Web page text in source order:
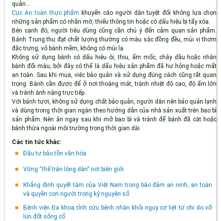
quản...
Cục An toàn thực phẩm khuyến cáo người dân tuyệt đối không lựa chọn
những sản phẩm có nhãn mờ, thiếu thông tin hoặc có dấu hiệu bị tẩy xóa.
Bên cạnh đó, người tiêu dùng cũng cần chú ý đến cảm quan sản phẩm.
Bánh Trung thu đạt chất lượng thường có màu sắc đồng đều, mùi vị thơm
đặc trưng, vỏ bánh mềm, không có mùi lạ.
Không sử dụng bánh có dấu hiệu ôi, thiu, ẩm mốc, chảy dầu hoặc nhân
bánh đổi màu, bởi đây có thể là dấu hiệu sản phẩm đã hư hỏng hoặc mất
an toàn. Sau khi mua, việc bảo quản và sử dụng đúng cách cũng rất quan
trọng. Bánh cần được để ở nơi thoáng mát, tránh nhiệt độ cao, độ ẩm lớn
và tránh ánh nắng trực tiếp.
Với bánh tươi, không sử dụng chất bảo quản, người dân nên bảo quản lạnh
và dùng trong thời gian ngắn theo hướng dẫn của nhà sản xuất trên bao bì
sản phẩm. Nên ăn ngay sau khi mở bao bì và tránh để bánh đã cắt hoặc
bánh thừa ngoài môi trường trong thời gian dài.
Các tin tức khác:
Đầu tư bảo tồn văn hóa
Vững “thế trận lòng dân” nơi biên giới
Khẳng định quyết tâm của Việt Nam trong bảo đảm an ninh, an toàn
và quyền con người trong kỷ nguyên số
Bệnh viện Đa khoa tỉnh cứu bệnh nhân khỏi nguy cơ liệt tứ chi do vỡ
lún đốt sống cổ